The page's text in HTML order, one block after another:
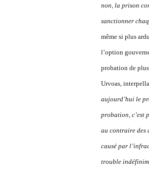
non, la prison
sanctionner
même si plus
l’option
probation de
Urvoas,
aujourd’hui le
probation, c’est
au contraire des
causé par
trouble